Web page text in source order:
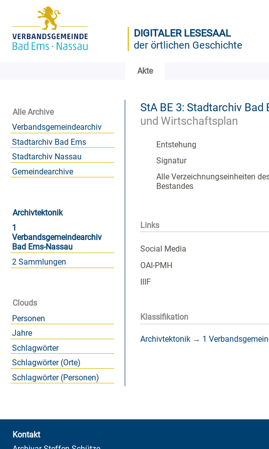
DIGITALER LESESAAL
der örtlichen Geschichte
Akte
Alle Archive
Verbandsgemeindearchiv
Stadtarchiv Bad Ems
Stadtarchiv Nassau
Gemeindearchive
Archivtektonik
1
Verbandsgemeindearchiv
Bad Ems-Nassau
2 Sammlungen
Clouds
Personen
Jahre
Schlagwörter
Schlagwörter (Orte)
Schlagwörter (Personen)
StA BE 3: Stadtarchiv Bad
und Wirtschaftsplan
Entstehung
Signatur
Alle Verzeichnungseinheiten
Bestandes
Links
Social Media
OAI-PMH
IIIF
Klassifikation
Archivtektonik → 1
Kontakt